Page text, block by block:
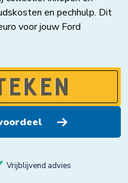
en pechhulp. Dit
voor jouw Ford
Vrijblijvend advies